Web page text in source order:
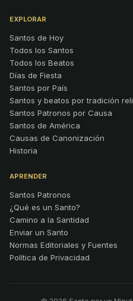
EXPLORAR
Santos de Hoy
Todos los Santos
Todos los Beatos
Días de Fiesta
Santos por País
Santos y beatos por tradición
Santos Patronos por Causa
Santos de América
Causas de Canonización
Historia
APRENDER
Santos Patronos
¿Qué es un Santo?
Camino a la Santidad
Enviar un Santo
Normas Editoriales y Fuentes
Política de Privacidad